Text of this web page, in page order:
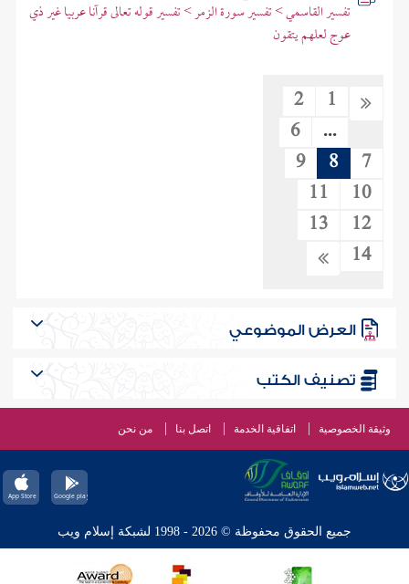
تفسير القاسمي > تفسير سورة الزمر > تفسير قوله تعالى قرآنا عربيا غير ذي
عوج لعلهم يتقون
1
2
...
6
7
8
9
10
11
12
13
14
العرض الموضوعي
تصنيف الكتب
وثيقة الخصوصية اتفاقية الخدمة اتصل بنا من نحن
جميع الحقوق محفوظة © 2026 - 1998 لشبكة إسلام ويب